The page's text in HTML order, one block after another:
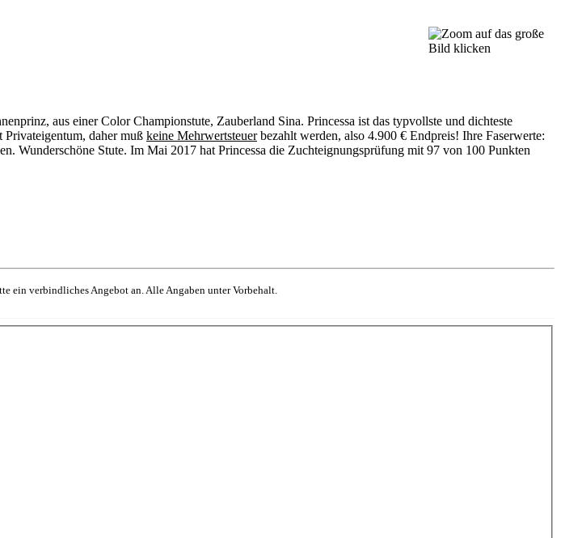
aus einer Color Championstute, Zauberland Sina. Princessa ist das typvollste und dichteste
daher muß keine Mehrwertsteuerbezahlt werden, also 4.900 € Endpreis! Ihre Faserwerte:
Wunderschöne Stute. Im Mai 2017 hat Princessa die Zuchteignungsprüfung mit 97 von 100 Punkten
ein verbindliches Angebot an. Alle Angaben unter Vorbehalt.